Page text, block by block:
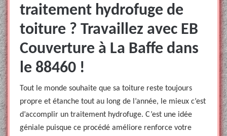
traitement hydrofuge de
toiture ? Travaillez avec EB
Couverture à La Baffe dans
le 88460 !
Tout le monde souhaite que sa toiture reste toujours
propre et étanche tout au long de l’année, le mieux c’est
d’accomplir un traitement hydrofuge. C’est une idée
géniale puisque ce procédé améliore renforce votre